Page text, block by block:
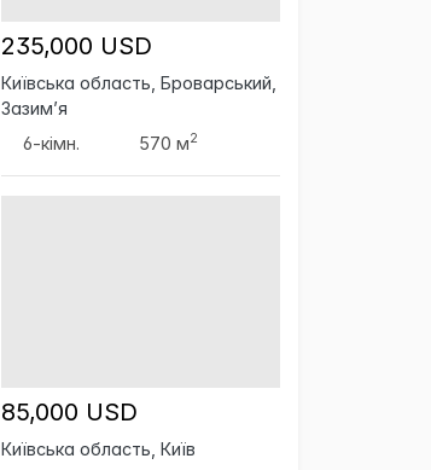
235,000 USD
Київська область, Броварський,
Зазим’я
6-кімн.
570 м2
85,000 USD
Київська область, Київ